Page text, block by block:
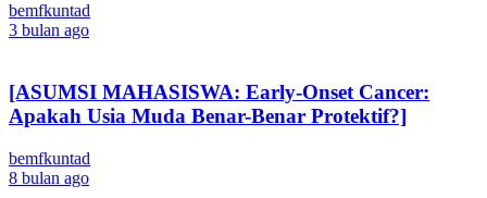
bemfkuntad
3 bulan ago
[ASUMSI MAHASISWA: Early-Onset Cancer:
Apakah Usia Muda Benar-Benar Protektif?]
bemfkuntad
8 bulan ago